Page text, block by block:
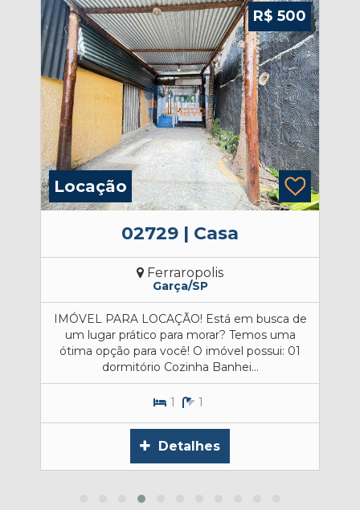
R$ 500
Locação
02729 | Casa
Ferraropolis
Garça/SP
IMÓVEL PARA LOCAÇÃO! Está em busca de
um lugar prático para morar? Temos uma
ótima opção para você! O imóvel possui: 01
dormitório Cozinha Banhei...
1 1
Detalhes